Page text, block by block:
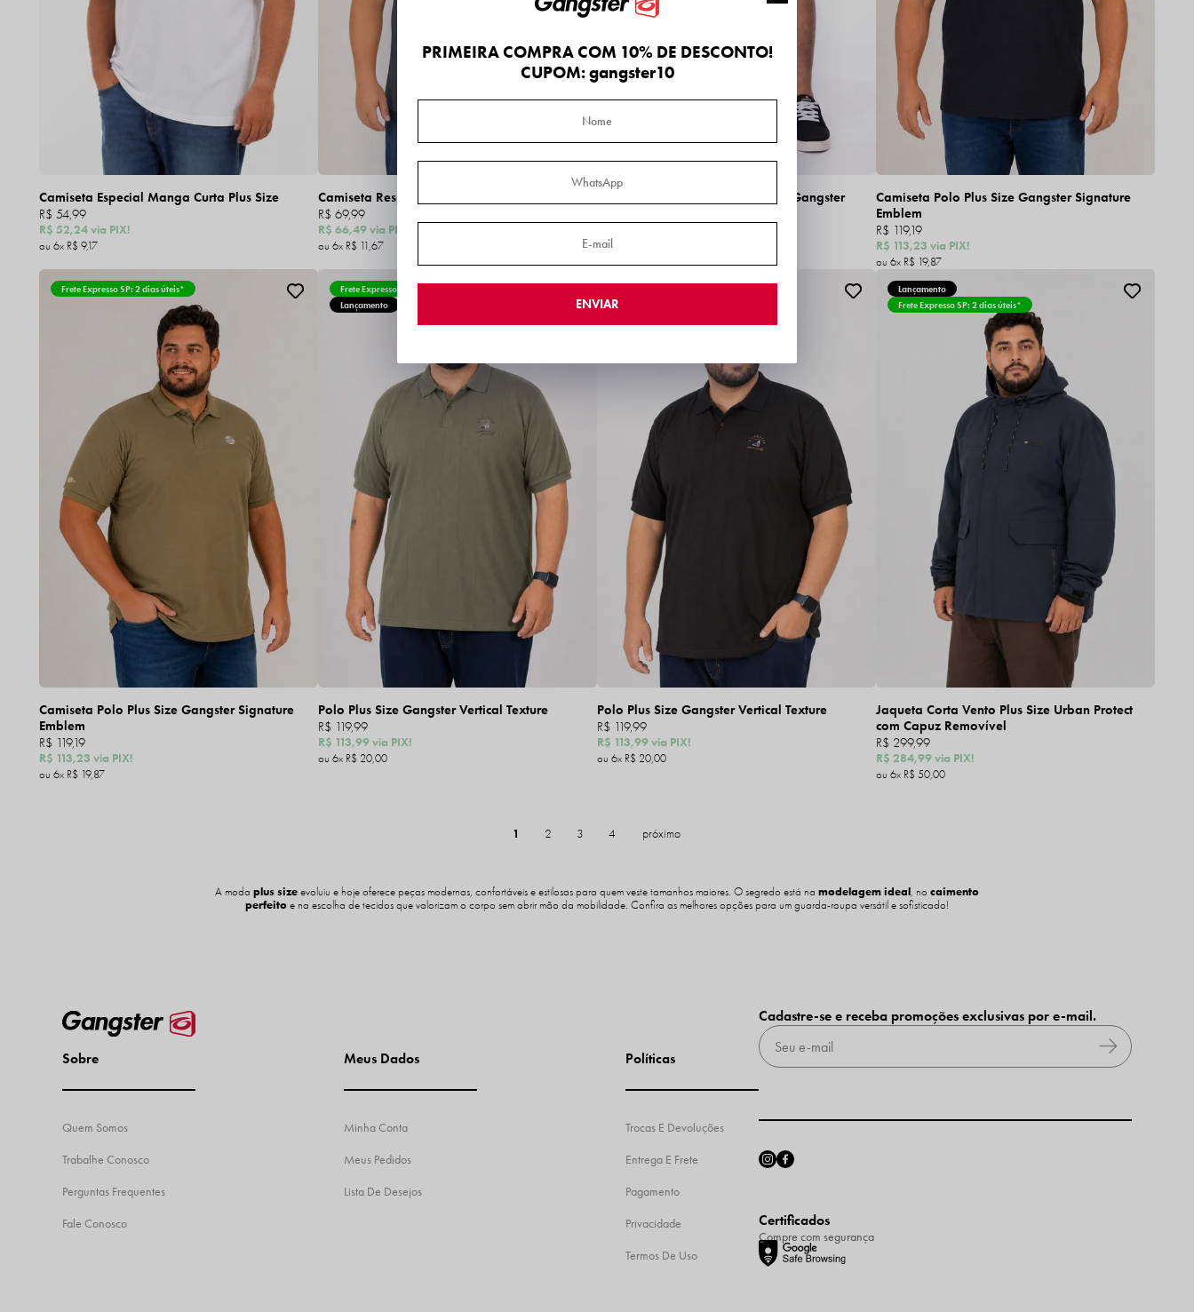
Camiseta Especial Manga Curta Plus Size
R$ 52,24via PIX!
R$ 54,99
6x R$ 9,17
Camiseta Respirável Plus Size Gangster
R$ 66,49via PIX!
R$ 69,99
6x R$ 11,67
Bermuda Híbrida Água Plus Size Gangster
6x
Camiseta Polo Plus Size Gangster Signature
Emblem
R$ 113,23 via PIX!
R$ 119,19
6x R$ 19,87
Frete Expresso SP: 2 dias úteis*
Camiseta Polo Plus Size Gangster Signature
Emblem
R$ 113,23 via PIX!
R$ 119,19
6x R$ 19,87
Frete Expresso SP: 2 dias úteis*
Lançamento
Polo Plus Size Gangster Vertical Texture
R$ 113,99via PIX!
R$ 119,99
6x R$ 20,00
Polo Plus Size Gangster Vertical Texture
R$ 113,99via PIX!
R$ 119,99
6x R$ 20,00
Lançamento
Frete Expresso SP: 2 dias úteis*
Jaqueta Corta Vento Plus Size Urban Protect
com Capuz Removível
R$ 284,99via PIX!
R$ 299,99
6x R$ 50,00
1 2 3 4
A moda plus size evoluiu e hoje oferece peças modernas, confortáveis e estilosas para quem veste tamanhos maiores. O segredo está na modelagem ideal, no caimento
perfeito e na escolha de tecidos que valorizam o corpo sem abrir mão da mobilidade. Confira as melhores opções para um guarda-roupa versátil e sofisticado!
Sobre
Quem Somos
Trabalhe Conosco
Perguntas Frequentes
Fale Conosco
Meus Dados
Minha Conta
Meus Pedidos
Lista De Desejos
Políticas
Trocas E Devoluções
Entrega E Frete
Pagamento
Privacidade
Termos De Uso
Cadastre-se e receba promoções exclusivas por e-mail.
Certificados
Compre com segurança
PRIMEIRA COMPRA COM 10% DE DESCONTO!
CUPOM: gangster10
ENVIAR